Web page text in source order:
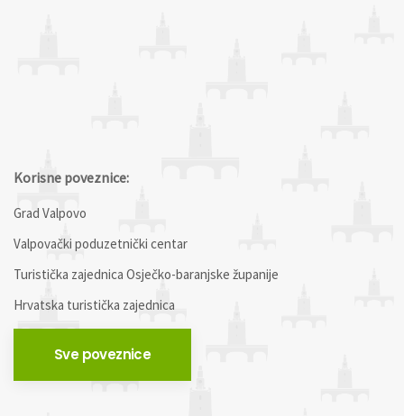
Korisne poveznice:
Grad Valpovo
Valpovački poduzetnički centar
Turistička zajednica Osječko-baranjske županije
Hrvatska turistička zajednica
Sve poveznice